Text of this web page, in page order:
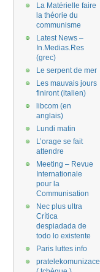
La Matérielle faire
la théorie du
communisme
Latest News –
In.Medias.Res
(grec)
Le serpent de mer
Les mauvais jours
finiront (italien)
libcom (en
anglais)
Lundi matin
L’orage se fait
attendre
Meeting – Revue
Internationale
pour la
Communisation
Nec plus ultra
Crítica
despiadada de
todo lo existente
Paris luttes info
pratelekomunizace